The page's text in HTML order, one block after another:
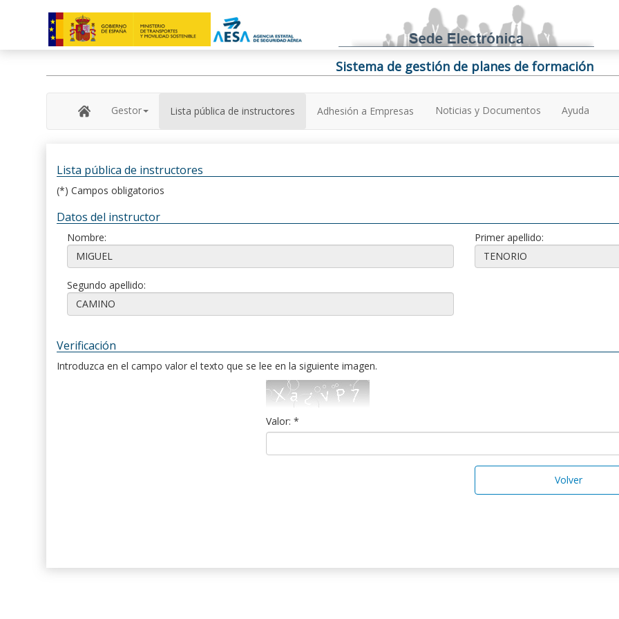
Sistema de gestión de planes de formación
Gestor Lista pública de instructores Adhesión a Empresas Noticias y Documentos Ayuda
Lista pública de instructores
(*) Campos obligatorios
Datos del instructor
Nombre: Primer apellido:
Segundo apellido:
Verificación
Introduzca en el campo valor el texto que se lee en la siguiente imagen.
Valor: *
Volver